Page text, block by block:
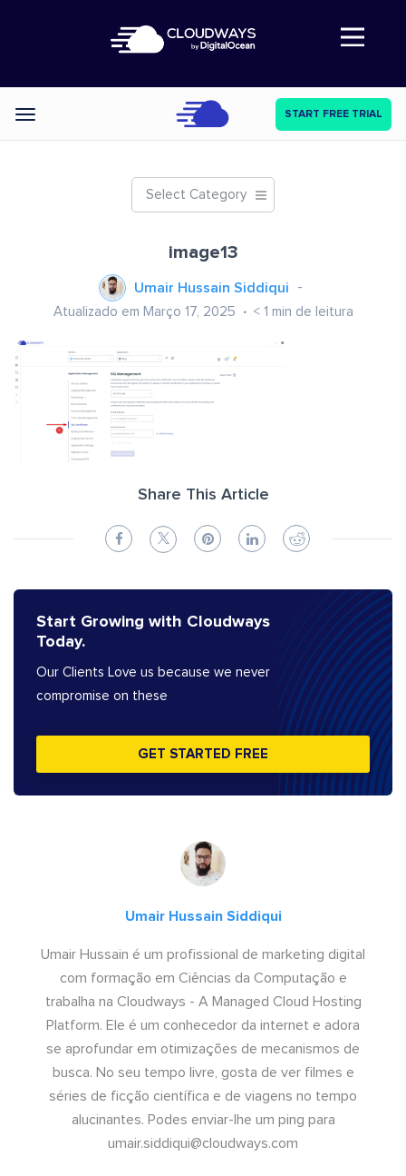
Abre a navegação
Categories START FREE TRIAL
Select Category
image13
Umair Hussain Siddiqui
Atualizado em Março 17, 2025 < 1 min de leitura
Share This Article
Start Growing with Cloudways
Today.
Our Clients Love us because we never
compromise on these
GET STARTED FREE
Umair Hussain Siddiqui
Umair Hussain é um profissional de marketing digital
com formação em Ciências da Computação e
trabalha na Cloudways - A Managed Cloud Hosting
Platform. Ele é um conhecedor da internet e adora
se aprofundar em otimizações de mecanismos de
busca. No seu tempo livre, gosta de ver filmes e
séries de ficção científica e de viagens no tempo
alucinantes. Podes enviar-lhe um ping para
umair.siddiqui@cloudways.com